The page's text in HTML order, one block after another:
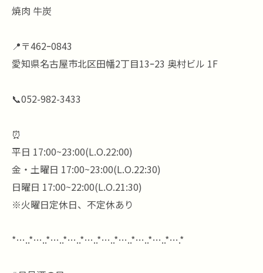
焼肉 牛炭
📍〒462ｰ0843
愛知県名古屋市北区田幡2丁目13ｰ23 奥村ビル 1F
📞052-982-3433
⏰
平日 17:00~23:00(L.O.22:00)
金・土曜日 17:00~23:00(L.O.22:30)
日曜日 17:00~22:00(L.O.21:30)
※火曜日定休日、不定休あり
*…..*…..*…..*…..*…..*…..*…..*…..*…..*….*